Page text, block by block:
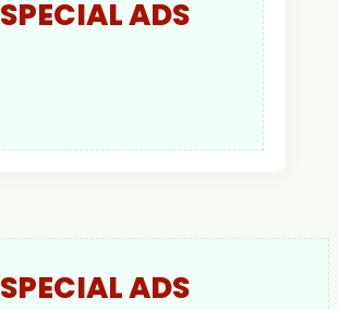
SPECIAL ADS
SPECIAL ADS